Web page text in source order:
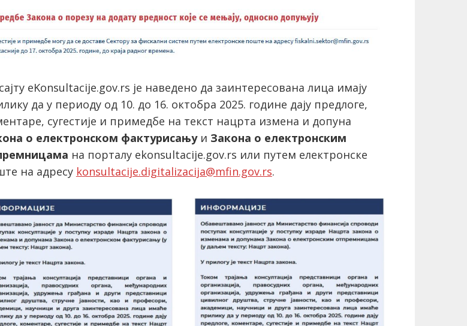
eKonsultacije.gov.rs је наведено да заинтересована лица имају
да у периоду од 10. до 16. октобра 2025. године дају предлоге,
сугестије и примедбе на текст нацрта измена и допуна
о електронском фактурисањуи Закона о електронским
на порталу ekonsultacije.gov.rs или путем електронске
на адресу konsultacije.digitalizacija@mfin.gov.rs.